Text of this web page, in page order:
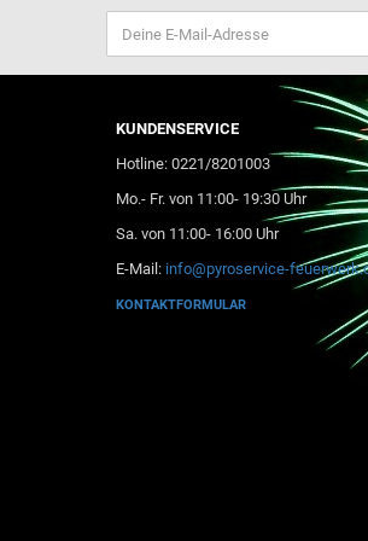
KUNDENSERVICE
Hotline: 0221/8201003
Mo.- Fr. von 11:00- 19:30 Uhr
Sa. von 11:00- 16:00 Uhr
E-Mail: info@pyroservice-
KONTAKTFORMULAR